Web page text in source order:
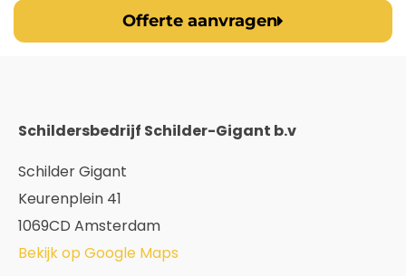
Offerte aanvragen
Schildersbedrijf Schilder-Gigant b.v
Schilder Gigant
Keurenplein 41
1069CD Amsterdam
Bekijk op Google Maps